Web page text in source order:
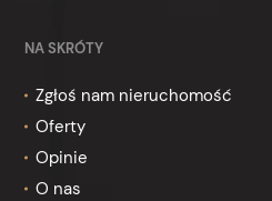
NA SKRÓTY
Zgłoś nam nieruchomość
Oferty
Opinie
O nas